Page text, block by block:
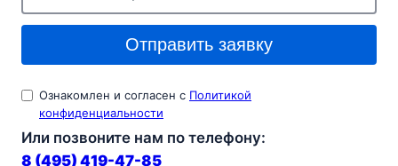
Отправить заявку
Ознакомлен и согласен с Политикой
конфиденциальности
Или позвоните нам по телефону:
8 (495) 419-47-85